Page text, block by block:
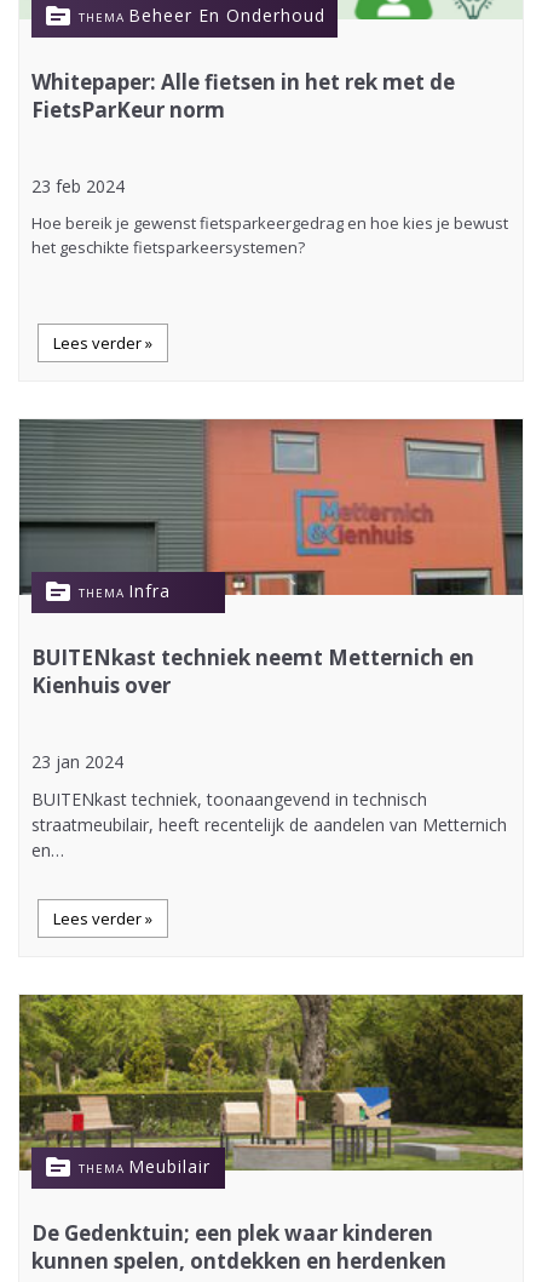
topic THEMA Beheer En Onderhoud
Whitepaper: Alle fietsen in het rek met de
FietsParKeur norm
23 feb 2024
Hoe bereik je gewenst fietsparkeergedrag en hoe kies je bewust
het geschikte fietsparkeersystemen?
Lees verder »
topic THEMA Infra
BUITENkast techniek neemt Metternich en
Kienhuis over
23 jan 2024
BUITENkast techniek, toonaangevend in technisch
straatmeubilair, heeft recentelijk de aandelen van Metternich
en…
Lees verder »
topic THEMA Meubilair
De Gedenktuin; een plek waar kinderen
kunnen spelen, ontdekken en herdenken